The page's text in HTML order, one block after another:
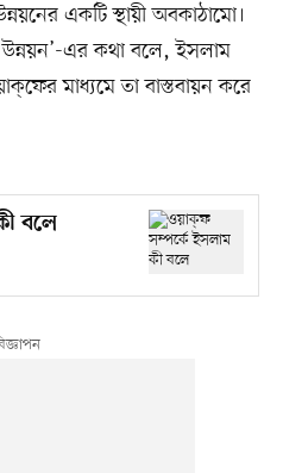
একটি স্থায়ী অবকাঠামো।
এর কথা বলে, ইসলাম
মাধ্যমে তা বাস্তবায়ন করে
বলে